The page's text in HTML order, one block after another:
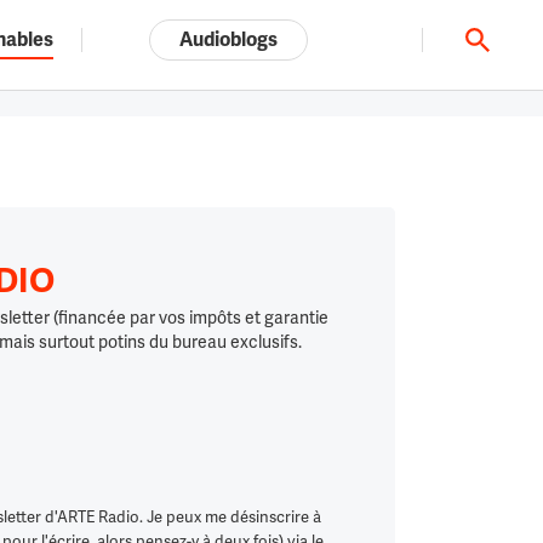
Tout l'univers ARTE.tv
Audioblogs
(financée par vos impôts et garantie
surtout potins du bureau exclusifs.
d'ARTE Radio. Je peux me désinscrire à